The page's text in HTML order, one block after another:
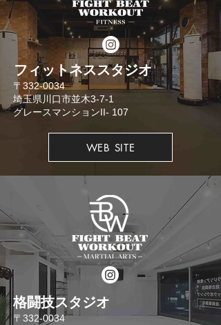
​フィットネススタジオ
​〒332-0034
埼玉県川口市並木3-7-1
​グレースマンションII- 107
WEB SITE
格闘技スタジオ
​〒332-0034